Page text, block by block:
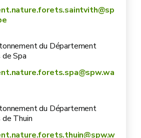
du Département
Spa
du Département
Thuin